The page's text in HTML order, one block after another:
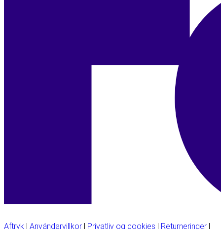
Aftryk | Användarvillkor | Privatliv og cookies | Returneringer |